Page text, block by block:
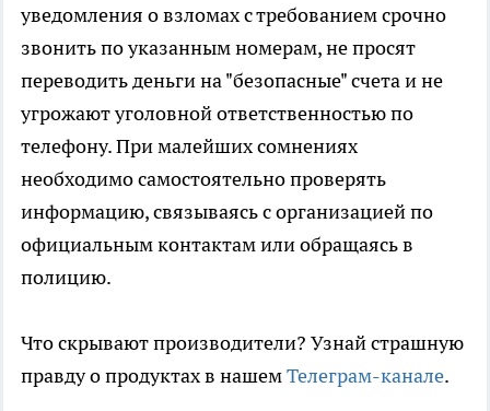
уведомления о взломах с требованием срочно
звонить по указанным номерам, не просят
переводить деньги на "безопасные" счета и не
угрожают уголовной ответственностью по
телефону. При малейших сомнениях
необходимо самостоятельно проверять
информацию, связываясь с организацией по
официальным контактам или обращаясь в
полицию.
Что скрывают производители? Узнай страшную
правду о продуктах в нашемТелеграм-канале.